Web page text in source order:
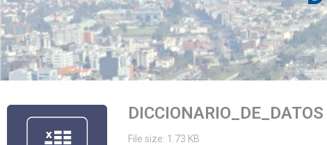
DICCIONARIO_DE_DATOS
File size: 1.73 KB